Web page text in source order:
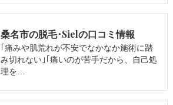
桑名市の脱毛･Sielの口コミ情報
｢痛みや肌荒れが不安でなかなか施術に踏
み切れない｣｢痛いのが苦手だから、自己処
理を…